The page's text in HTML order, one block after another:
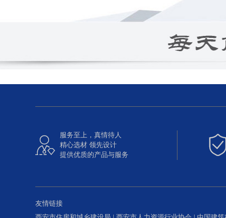

服务至上，真情待人
精心选材 领先设计
提供优质的产品与服务
友情链接